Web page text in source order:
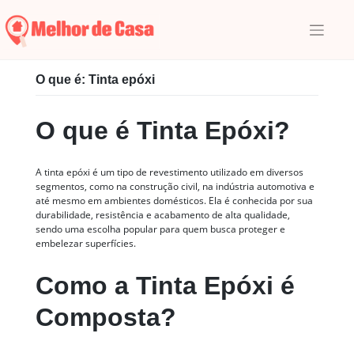
to
content
O que é: Tinta epóxi
O que é Tinta Epóxi?
A tinta epóxi é um tipo de revestimento utilizado em diversos
segmentos, como na construção civil, na indústria automotiva e
até mesmo em ambientes domésticos. Ela é conhecida por sua
durabilidade, resistência e acabamento de alta qualidade,
sendo uma escolha popular para quem busca proteger e
embelezar superfícies.
Como a Tinta Epóxi é
Composta?